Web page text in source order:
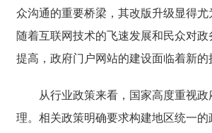
众沟通的重要桥梁，其改版升级显得尤
随着互联网技术的飞速发展和民众对
提高，政府门户网站的建设面临着新的
从行业政策来看，国家高度重视
理。相关政策明确要求构建地区统一